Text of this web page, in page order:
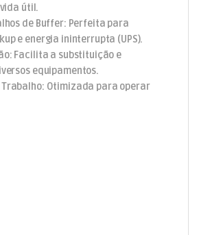
útil.
de Buffer: Perfeita para
e energia ininterrupta (UPS).
Facilita a substituição e
equipamentos.
Otimizada para operar